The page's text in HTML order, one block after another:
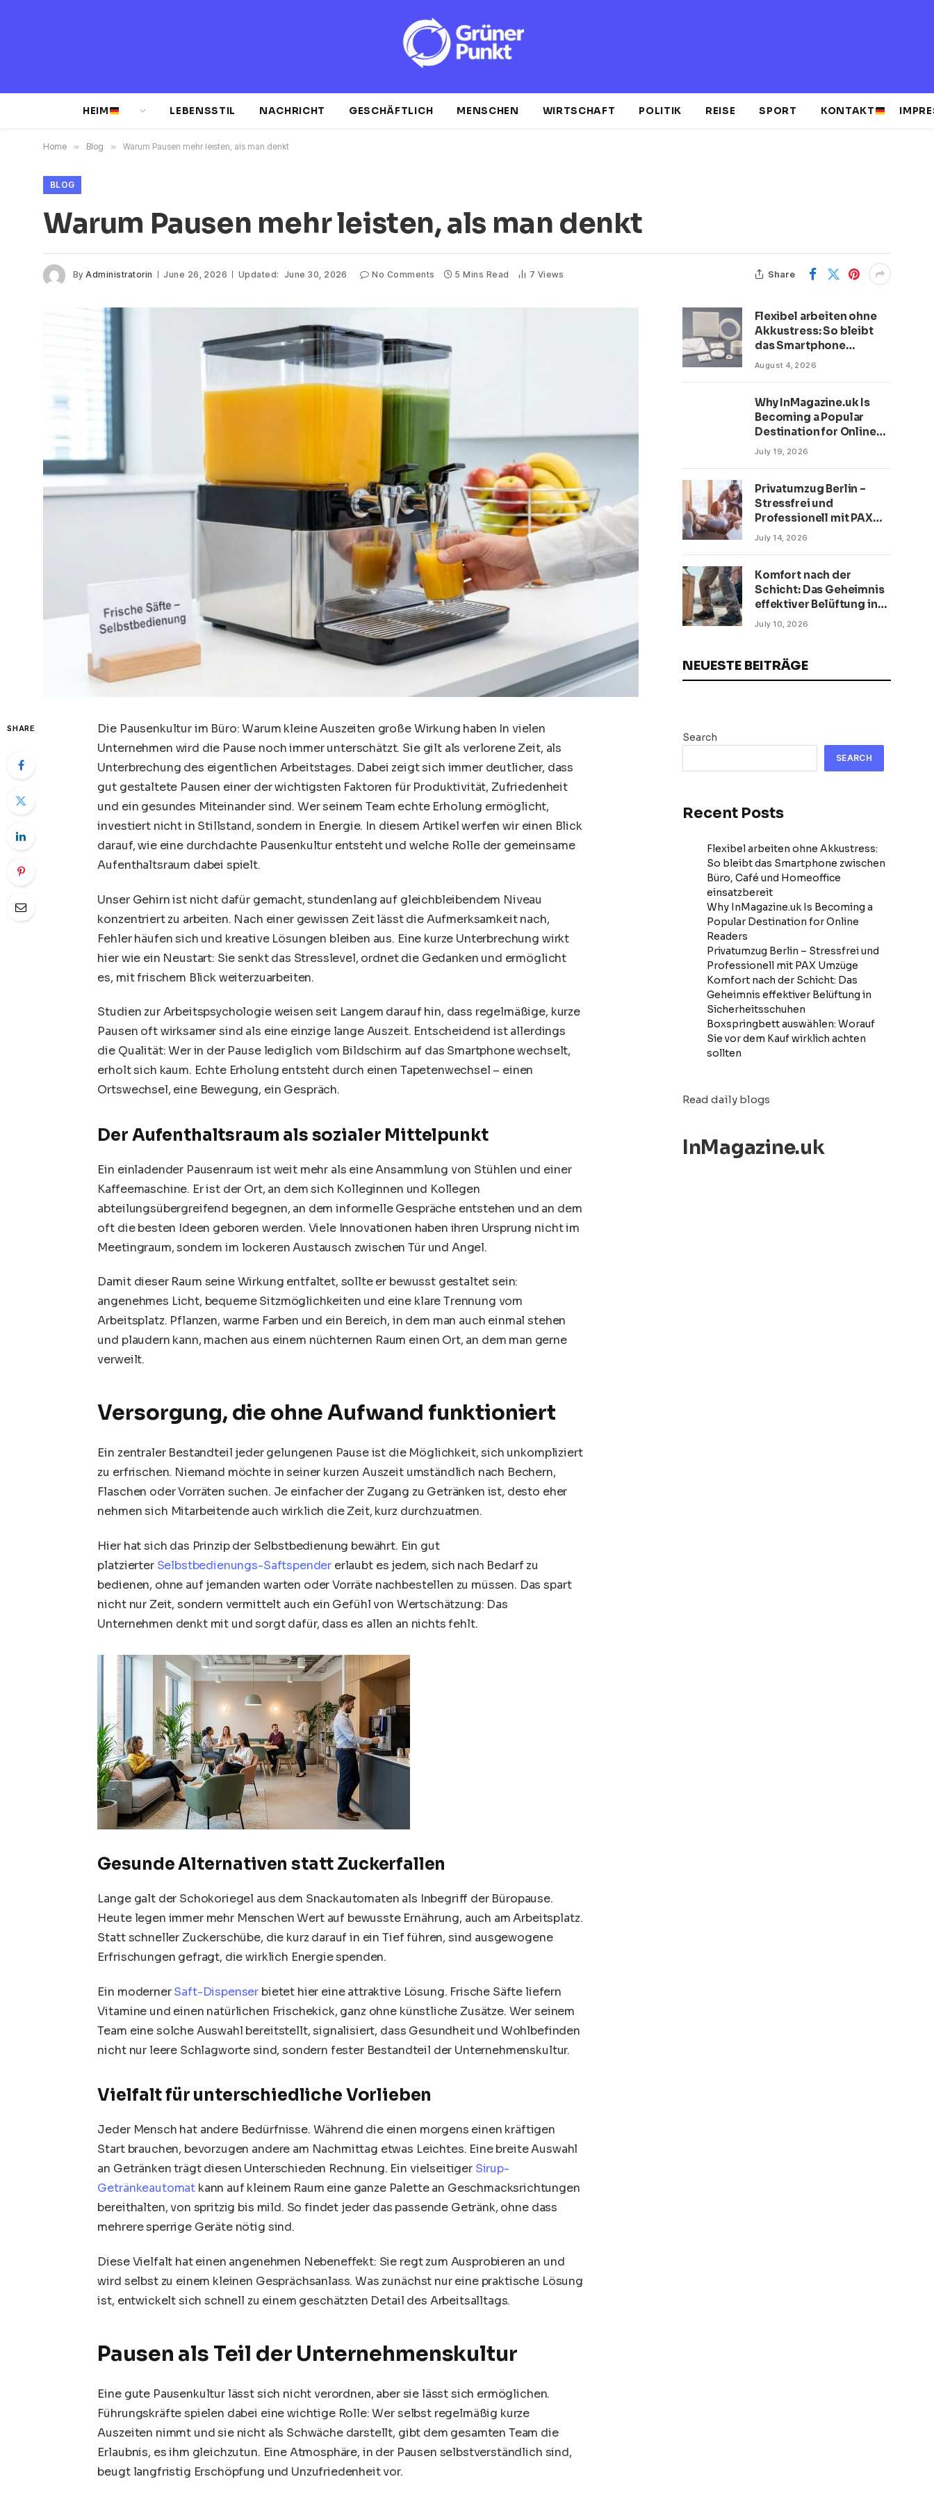
HEIM LEBENSSTIL NACHRICHT GESCHÄFTLICH MENSCHEN WIRTSCHAFT POLITIK REISE SPORT KONTAKT
Home » Blog » Warum Pausen mehr leisten, als man denkt
BLOG
Warum Pausen mehr leisten, als man denkt
By Administratorin June 26, 2026 Updated: June 30, 2026 No Comments 5 Mins Read 7 Views Share
SHARE
Die Pausenkultur im Büro: Warum kleine Auszeiten große Wirkung haben In vielen
Unternehmen wird die Pause noch immer unterschätzt. Sie gilt als verlorene Zeit, als
Unterbrechung des eigentlichen Arbeitstages. Dabei zeigt sich immer deutlicher, dass
gut gestaltete Pausen einer der wichtigsten Faktoren für Produktivität, Zufriedenheit
und ein gesundes Miteinander sind. Wer seinem Team echte Erholung ermöglicht,
investiert nicht in Stillstand, sondern in Energie. In diesem Artikel werfen wir einen Blick
darauf, wie eine durchdachte Pausenkultur entsteht und welche Rolle der gemeinsame
Aufenthaltsraum dabei spielt.
Unser Gehirn ist nicht dafür gemacht, stundenlang auf gleichbleibendem Niveau
konzentriert zu arbeiten. Nach einer gewissen Zeit lässt die Aufmerksamkeit nach,
Fehler häufen sich und kreative Lösungen bleiben aus. Eine kurze Unterbrechung wirkt
hier wie ein Neustart: Sie senkt das Stresslevel, ordnet die Gedanken und ermöglicht
es, mit frischem Blick weiterzuarbeiten.
Studien zur Arbeitspsychologie weisen seit Langem darauf hin, dass regelmäßige, kurze
Pausen oft wirksamer sind als eine einzige lange Auszeit. Entscheidend ist allerdings
die Qualität: Wer in der Pause lediglich vom Bildschirm auf das Smartphone wechselt,
erholt sich kaum. Echte Erholung entsteht durch einen Tapetenwechsel – einen
Ortswechsel, eine Bewegung, ein Gespräch.
Der Aufenthaltsraum als sozialer Mittelpunkt
Ein einladender Pausenraum ist weit mehr als eine Ansammlung von Stühlen und einer
Kaffeemaschine. Er ist der Ort, an dem sich Kolleginnen und Kollegen
abteilungsübergreifend begegnen, an dem informelle Gespräche entstehen und an dem
oft die besten Ideen geboren werden. Viele Innovationen haben ihren Ursprung nicht im
Meetingraum, sondern im lockeren Austausch zwischen Tür und Angel.
Damit dieser Raum seine Wirkung entfaltet, sollte er bewusst gestaltet sein:
angenehmes Licht, bequeme Sitzmöglichkeiten und eine klare Trennung vom
Arbeitsplatz. Pflanzen, warme Farben und ein Bereich, in dem man auch einmal stehen
und plaudern kann, machen aus einem nüchternen Raum einen Ort, an dem man gerne
verweilt.
Versorgung, die ohne Aufwand funktioniert
Ein zentraler Bestandteil jeder gelungenen Pause ist die Möglichkeit, sich unkompliziert
zu erfrischen. Niemand möchte in seiner kurzen Auszeit umständlich nach Bechern,
Flaschen oder Vorräten suchen. Je einfacher der Zugang zu Getränken ist, desto eher
nehmen sich Mitarbeitende auch wirklich die Zeit, kurz durchzuatmen.
Hier hat sich das Prinzip der Selbstbedienung bewährt. Ein gut
platzierter Selbstbedienungs-Saftspender erlaubt es jedem, sich nach Bedarf zu
bedienen, ohne auf jemanden warten oder Vorräte nachbestellen zu müssen. Das spart
nicht nur Zeit, sondern vermittelt auch ein Gefühl von Wertschätzung: Das
Unternehmen denkt mit und sorgt dafür, dass es allen an nichts fehlt.
Gesunde Alternativen statt Zuckerfallen
Lange galt der Schokoriegel aus dem Snackautomaten als Inbegriff der Büropause.
Heute legen immer mehr Menschen Wert auf bewusste Ernährung, auch am Arbeitsplatz.
Statt schneller Zuckerschübe, die kurz darauf in ein Tief führen, sind ausgewogene
Erfrischungen gefragt, die wirklich Energie spenden.
Ein modernerSaft-Dispenser bietet hier eine attraktive Lösung. Frische Säfte liefern
Vitamine und einen natürlichen Frischekick, ganz ohne künstliche Zusätze. Wer seinem
Team eine solche Auswahl bereitstellt, signalisiert, dass Gesundheit und Wohlbefinden
nicht nur leere Schlagworte sind, sondern fester Bestandteil der Unternehmenskultur.
Vielfalt für unterschiedliche Vorlieben
Jeder Mensch hat andere Bedürfnisse. Während die einen morgens einen kräftigen
Start brauchen, bevorzugen andere am Nachmittag etwas Leichtes. Eine breite Auswahl
an Getränken trägt diesen Unterschieden Rechnung. Ein vielseitiger Sirup-
Getränkeautomat kann auf kleinem Raum eine ganze Palette an Geschmacksrichtungen
bereithalten, von spritzig bis mild. So findet jeder das passende Getränk, ohne dass
mehrere sperrige Geräte nötig sind.
Diese Vielfalt hat einen angenehmen Nebeneffekt: Sie regt zum Ausprobieren an und
wird selbst zu einem kleinen Gesprächsanlass. Was zunächst nur eine praktische Lösung
ist, entwickelt sich schnell zu einem geschätzten Detail des Arbeitsalltags.
Pausen als Teil der Unternehmenskultur
Eine gute Pausenkultur lässt sich nicht verordnen, aber sie lässt sich ermöglichen.
Führungskräfte spielen dabei eine wichtige Rolle: Wer selbst regelmäßig kurze
Auszeiten nimmt und sie nicht als Schwäche darstellt, gibt dem gesamten Team die
Erlaubnis, es ihm gleichzutun. Eine Atmosphäre, in der Pausen selbstverständlich sind,
beugt langfristig Erschöpfung und Unzufriedenheit vor.
Flexibel arbeiten ohne
Akkustress: So bleibt
das Smartphone
zwischen Büro, Café und
August 4, 2026
Why InMagazine.uk Is
Becoming a Popular
Destination for Online
Readers
July 19, 2026
Privatumzug Berlin –
Stressfrei und
Professionell mit PAX
Umzüge
July 14, 2026
Komfort nach der
Schicht: Das Geheimnis
effektiver Belüftung in
Sicherheitsschuhen
July 10, 2026
NEUESTE BEITRÄGE
Search
SEARCH
Recent Posts
Flexibel arbeiten ohne Akkustress:
So bleibt das Smartphone zwischen
Büro, Café und Homeoffice
einsatzbereit
Why InMagazine.uk Is Becoming a
Popular Destination for Online
Readers
Privatumzug Berlin – Stressfrei und
Professionell mit PAX Umzüge
Komfort nach der Schicht: Das
Geheimnis effektiver Belüftung in
Sicherheitsschuhen
Boxspringbett auswählen: Worauf
Sie vor dem Kauf wirklich achten
sollten
Read daily blogs
InMagazine.uk